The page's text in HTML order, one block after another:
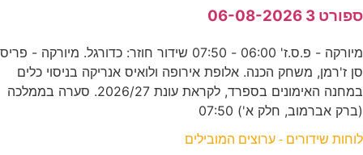
ספורט 3 06-08-2026
מיורקה - פ.ס.ז' 06:00 - 07:50 שידור חוזר: כדורגל. מיורקה - פריס
סן ז'רמן, משחק הכנה. אלופת אירופה ולואיס אנריקה בניסוי כלים
במחנה האימונים בספרד, לקראת עונת 2026/27. סערה בממלכה
(ברק אברמוב, חלק א') 07:50
לוחות שידורים - ערוצים המובילים